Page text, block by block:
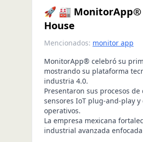
🚀 🏭 MonitorApp®
House
Mencionados: monitor app
MonitorApp® celebró su
mostrando su plataforma
industria 4.0.
Presentaron sus procesos
sensores IoT plug-and-play
operativos.
La empresa mexicana
industrial avanzada